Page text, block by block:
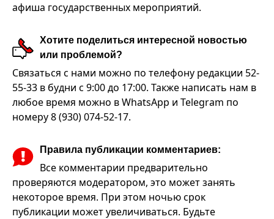
афиша государственных мероприятий.
Хотите поделиться интересной новостью
или проблемой?
Связаться с нами можно по телефону редакции 52-
55-33 в будни с 9:00 до 17:00. Также написать нам в
любое время можно в WhatsApp и Telegram по
номеру 8 (930) 074-52-17.
Правила публикации комментариев:
Все комментарии предварительно
проверяются модератором, это может занять
некоторое время. При этом ночью срок
публикации может увеличиваться. Будьте